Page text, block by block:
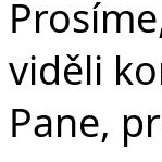
viděli
Pane,